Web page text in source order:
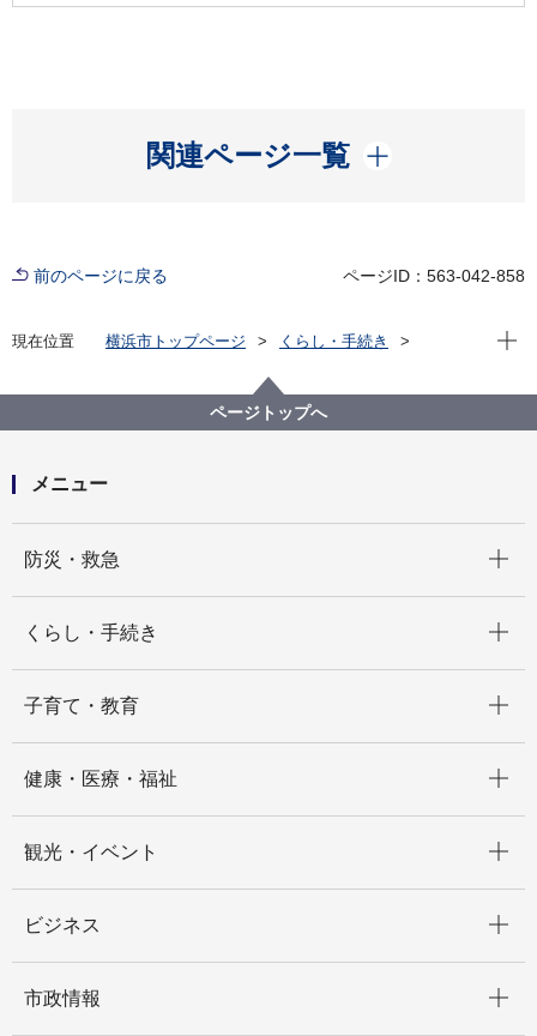
関連ページ一覧
開く
前のページに戻る ページID：563-042-858
現在位置 横浜市トップページ
くらし・手続き
みなとみらい２１地区のまちづくり
景観計画・都市景観協議地区の策定
みなとみらい２１中央地区景観計画・都市景観協議地
現在
ページトップへ
メニュー
防災・救急
くらし・手続き
子育て・教育
健康・医療・福祉
観光・イベント
ビジネス
市政情報